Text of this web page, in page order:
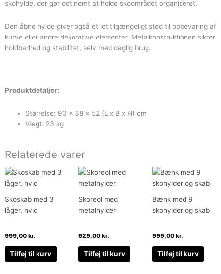
skohylde, der gør det nemt at holde skoområdet organiseret.
Den åbne hylde giver også et let tilgængeligt sted til opbevaring af
kurve eller andre dekorative elementer. Metalkonstruktionen sikrer
holdbarhed og stabilitet, selv med daglig brug.
Produktdetaljer:
Størrelse: 90 x 38 x 52 (L x B x H) cm
Vægt: 23 kg
Relaterede varer
Skoskab med 3
låger, hvid
999,00 kr.
Tilføj til kurv
Skoreol med
metalhylder
629,00kr.
Tilføj til kurv
Bænk med 9
skohylder og skab
999,00 kr.
Tilføj til kurv